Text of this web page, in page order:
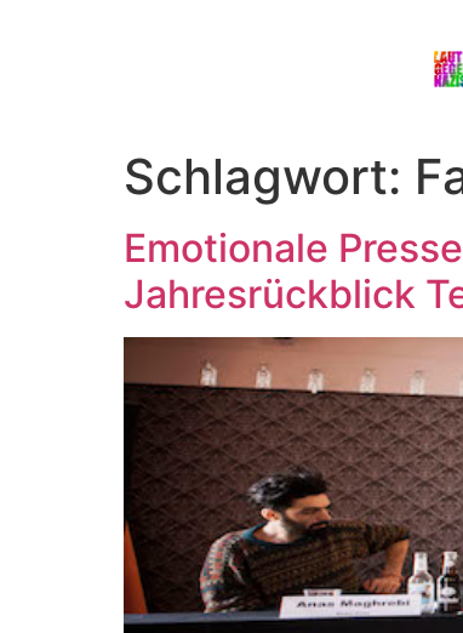
Schlagwort:
Emotionale
Jahresrückblick